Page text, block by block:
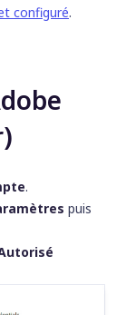
configuré.
.
puis